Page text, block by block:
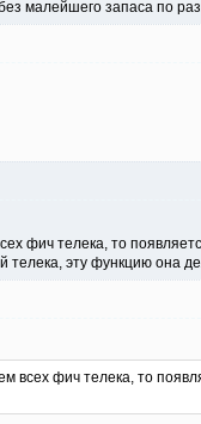
малейшего запаса по
фич телека, то
телека, эту функцию она
всех фич телека, то